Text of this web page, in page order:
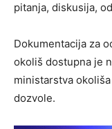
pitanja, diskusija,
Dokumentacija za
okoliš dostupna je
ministarstva
dozvole.